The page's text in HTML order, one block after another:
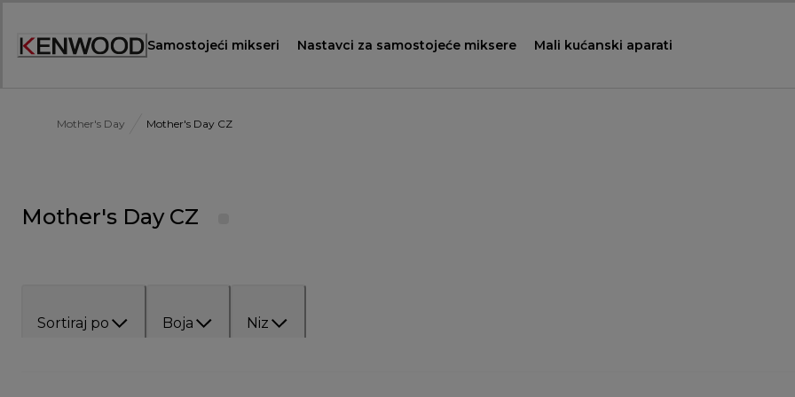
Content
Samostojeći mikseri Nastavci za samostojeće miksere Mali kućanski aparati
Mother's Day Mother's Day CZ
Mother's Day CZ
Sortiraj po Boja Niz